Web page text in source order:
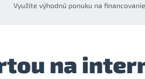
Využite výhodnú ponuku na
na